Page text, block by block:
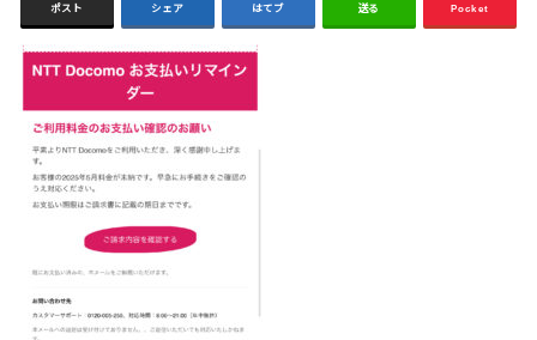
ポスト シェア はてブ 送る Pocket